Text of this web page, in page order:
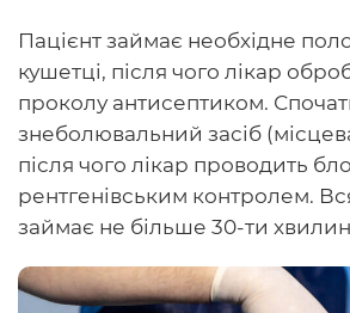
Пацієнт займає необхідне
кушетці, після чого лікар
проколу антисептиком.
знеболювальний засіб
після чого лікар проводить
рентгенівським контролем.
займає не більше 30-ти